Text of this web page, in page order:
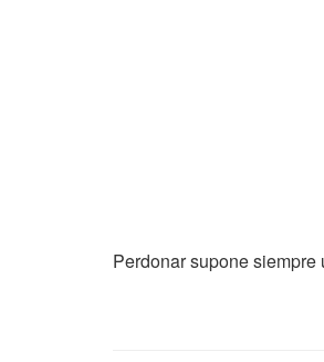
Perdonar supone